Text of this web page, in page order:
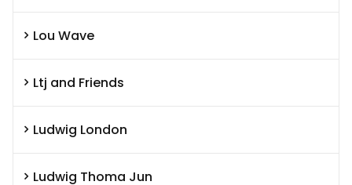
Lou Wave
Ltj and Friends
Ludwig London
Ludwig Thoma Jun